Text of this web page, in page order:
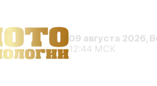
09 августа 2026,
12:44 МСК